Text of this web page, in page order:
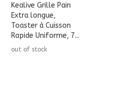
Kealive Grille Pain
Extra longue,
Toaster à Cuisson
Rapide Uniforme, 7...
out of stock